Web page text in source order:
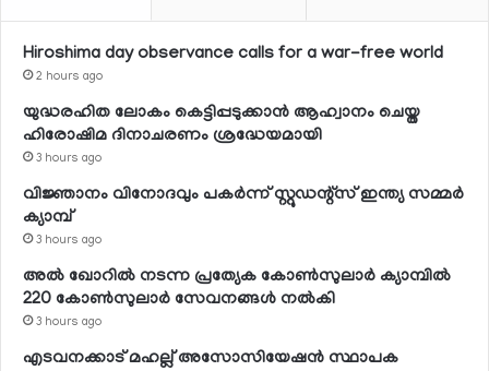
Hiroshima day observance calls for a war-free world
2 hours ago
യുദ്ധരഹിത ലോകം കെട്ടിപ്പടുക്കാന്‍ ആഹ്വാനം ചെയ്ത
ഹിരോഷിമ ദിനാചരണം ശ്രദ്ധേയമായി
3 hours ago
വിജ്ഞാനം വിനോദവും പകര്‍ന്ന് സ്റ്റുഡന്റ്‌സ് ഇന്ത്യ സമ്മര്‍
ക്യാമ്പ്
3 hours ago
അല്‍ ഖോറില്‍ നടന്ന പ്രത്യേക കോണ്‍സുലാര്‍ ക്യാമ്പില്‍
220 കോണ്‍സുലാര്‍ സേവനങ്ങള്‍ നല്‍കി
3 hours ago
എടവനക്കാട് മഹല്ല് അസോസിയേഷന്‍ സ്ഥാപക